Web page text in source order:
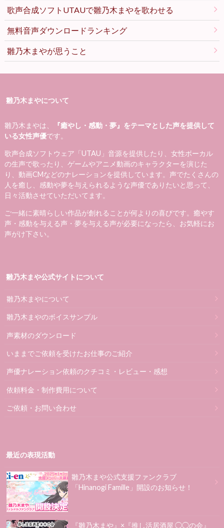
歌声合成ソフトUTAUで雛乃木まやを歌わせる
無料音声ダウンロードランキング
雛乃木まやが思うこと
雛乃木まやについて
雛乃木まやは、
『癒やし・感動・夢』をテーマとした声を提供して
いる女性声優です。
歌声合成ソフトウェア「UTAU」音源を提供したり、女性ボーカル
の生声で歌ったり、ゲームやアニメ動画のキャラクターを演じた
り、動画CMなどのナレーションを提供しています。声でたくさんの
人を癒し、感動や夢を与えられるような声優でありたいと思って、
日々活動させていただいてます。
ご一緒に素晴らしい作品が創れることが何よりの喜びです。癒やす
声・感動を与える声・夢を与える声が必要になったら、お気軽にお
声がけ下さい。
雛乃木まや公式サイトについて
雛乃木まやについて
雛乃木まやのボイスサンプル
声素材のダウンロード
いままでご依頼を受けたお仕事のご紹介
声優ナレーション依頼のクチコミ・レビュー・感想
依頼料金・制作費用について
ご依頼・お問い合わせ
最近の表現活動
雛乃木まや公式支援ファンクラブ
「Hinanogi Famille」開設のお知らせ！
『雛乃木まや』×『推し活居酒屋 ◯◯の会』